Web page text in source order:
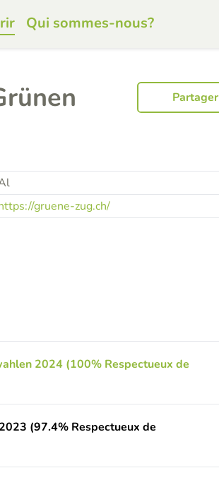
Qui sommes-nous?
Partager
gruene-zug.ch/
2024 (100% Respectueux de
(97.4% Respectueux de